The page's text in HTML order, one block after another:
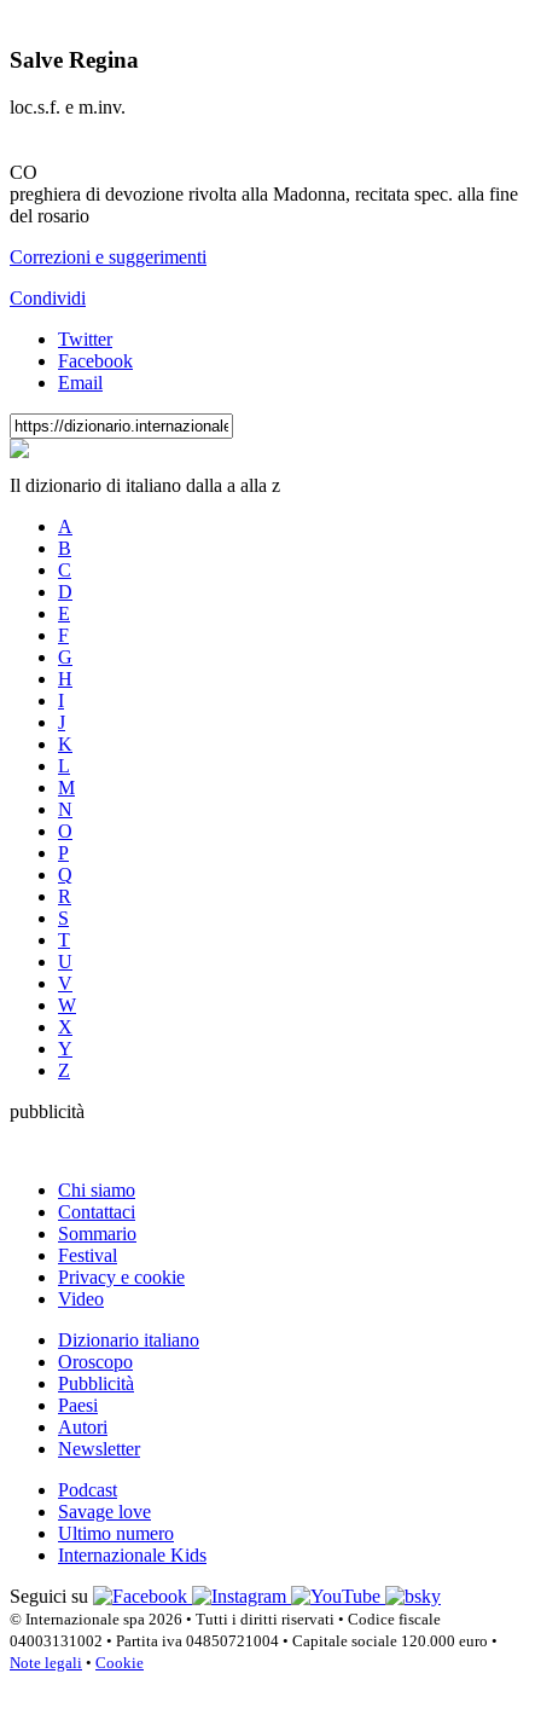
Salve Regina
loc.s.f. e m.inv.
CO
preghiera di devozione rivolta alla Madonna, recitata spec. alla fine
del rosario
Correzioni e suggerimenti
Condividi
Twitter
Facebook
Email
Il dizionario di italiano dalla a alla z
A
B
C
D
E
F
G
H
I
J
K
L
M
N
O
P
Q
R
S
T
U
V
W
X
Y
Z
pubblicità
Chi siamo
Contattaci
Sommario
Festival
Privacy e cookie
Video
Dizionario italiano
Oroscopo
Pubblicità
Paesi
Autori
Newsletter
Podcast
Savage love
Ultimo numero
Internazionale Kids
Seguici su
© Internazionale spa 2026 • Tutti i diritti riservati • Codice fiscale
04003131002 • Partita iva 04850721004 • Capitale sociale 120.000 euro •
Note legali • Cookie